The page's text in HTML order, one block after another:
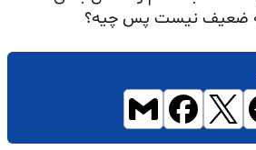
ضعیف نیست پس چیه؟